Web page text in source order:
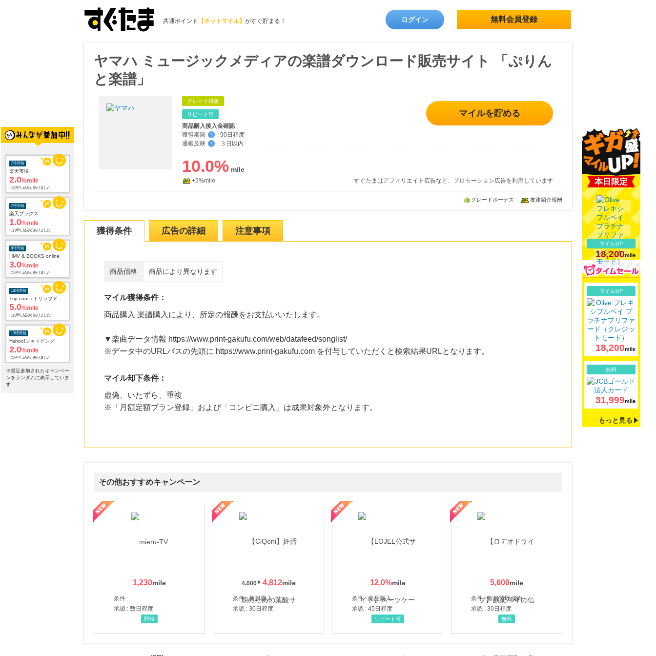
共通ポイント 【ネットマイル】 がすぐ貯まる！ ログイン 無料会員登録
7時間前
楽天市場
2.0%mile
にお申し込みがありました
7時間前
楽天ブックス
1.0%mile
にお申し込みがありました
8時間前
HMV & BOOKS online
3.0%mile
にお申し込みがありました
13時間前
5.0%mile
にお申し込みがありました
13時間前
Yahoo!ショッピング
2.0%mile
にお申し込みがありました
13時間前
ホットペッパーグルメ
※最近参加されたキャンペー
ンをランダムに表示していま
す
ヤマハ ミュージックメディアの楽譜ダウンロード販売サイト 「ぷりん
と楽譜」
グレード対象
リピート可
商品購入後入金確認
獲得期間
？ : 90日程度
通帳反映
？ : ３日以内
マイルを貯める
10.0%
+5%mile すぐたまはアフィリエイト広告など、プロモーション広告を利用しています
グレードボーナス 友達紹介報酬
獲得条件 広告の詳細 注意事項
商品価格 商品により異なります
マイル獲得条件：
商品購入 楽譜購入により、所定の報酬をお支払いいたします。
▼楽曲データ情報 https://www.print-gakufu.com/web/datafeed/songlist/
※データ中のURLパスの先頭に https://www.print-gakufu.com を付与していただくと検索結果URLとなります。
マイル却下条件：
虚偽、いたずら、重複
※「月額定額プラン登録」および「コンビニ購入」は成果対象外となります。
その他おすすめキャンペーン
1,230
条件 :
承認 : 数日程度
即時
4,000 4,812
条件 : 新規購入
承認 : 30日程度
12.0%
条件 : 商品購入
承認 : 45日程度
【LOJEL公式サイト】スーツケース・バッグ
リピート可
5,600
条件 : 新規買取成約
承認 : 30日程度
【ロデオドライブ】創業70年の信頼と高価買取を実現！ブランド品・貴金属の無料査定
無料
本日限定
マイルUP
18,200mile
マイルUP
18,200mile
無料
31,999mile
もっと見る